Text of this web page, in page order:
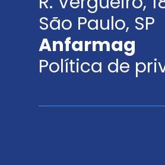
São Paulo, SP
Anfarmag
Política de